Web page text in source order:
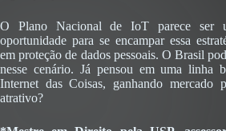
O Plano Nacional de IoT parece ser
oportunidade para se encampar essa
em proteção de dados pessoais. O Brasil
nesse cenário. Já pensou em uma linha
Internet das Coisas, ganhando mercado
atrativo?